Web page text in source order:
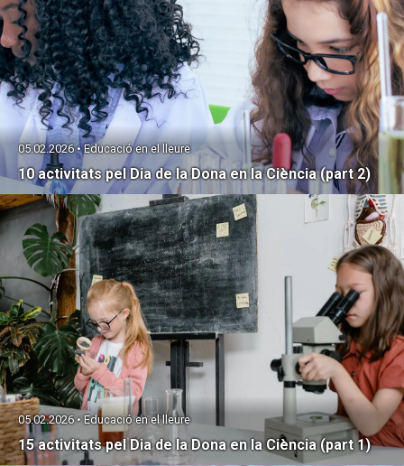
10 activitats pel Dia de la Dona en la Ciència (part 2)
05.02.2026 • Educació en el lleure
15 activitats pel Dia de la Dona en la Ciència (part 1)
05.02.2026 • Educació en el lleure